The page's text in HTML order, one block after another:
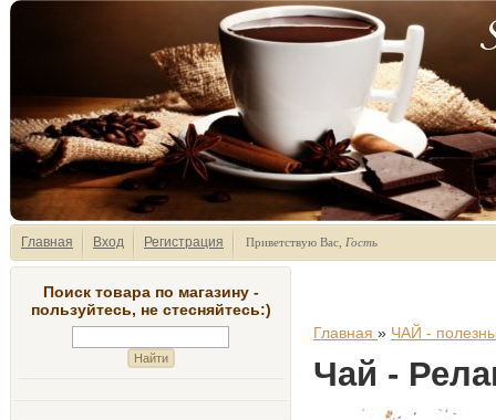
Главная Вход Регистрация Приветствую Вас Гость
Поиск товара по магазину -
пользуйтесь, не стесняйтесь:)
Главная » ЧАЙ -
Чай -